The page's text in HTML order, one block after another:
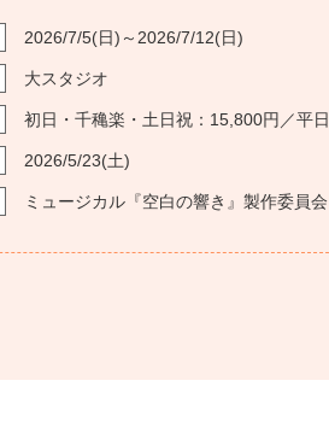
2026/7/5(日)～ 2026/7/12(日)
大スタジオ
初日・千穐楽・土日祝：15,800円／平
2026/5/23(土)
ミュージカル『空白の響き』製作委員